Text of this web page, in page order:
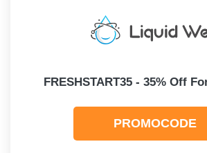
FRESHSTART35 - 35% Off
PROMOCODE